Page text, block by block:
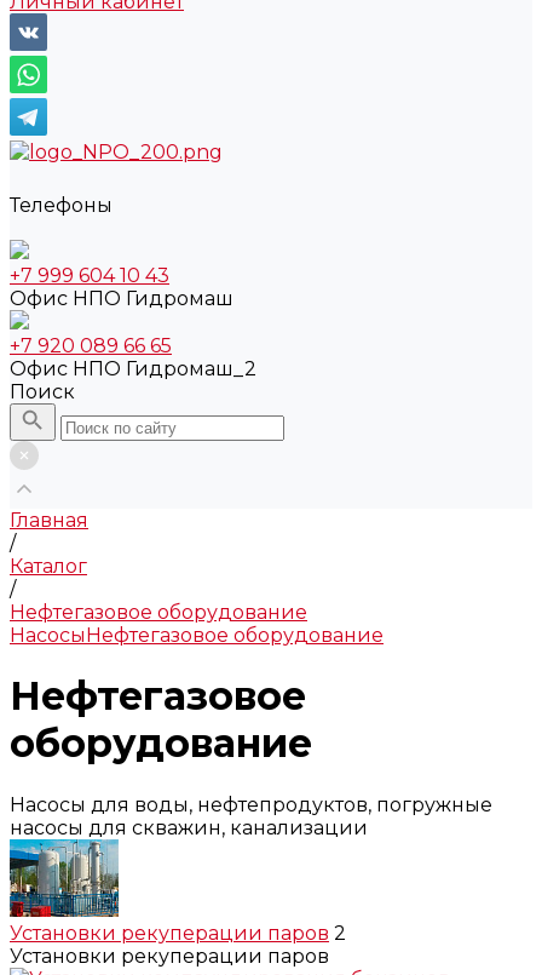
Телефоны
+7 999 604 10 43
Офис НПО Гидромаш
+7 920 089 66 65
Офис НПО Гидромаш_2
Поиск
Главная
/
Каталог
/
Нефтегазовое оборудование
НасосыНефтегазовое оборудование
Нефтегазовое
оборудование
Насосы для воды, нефтепродуктов, погружные
насосы для скважин, канализации
Установки рекуперации паров 2
Установки рекуперации паров